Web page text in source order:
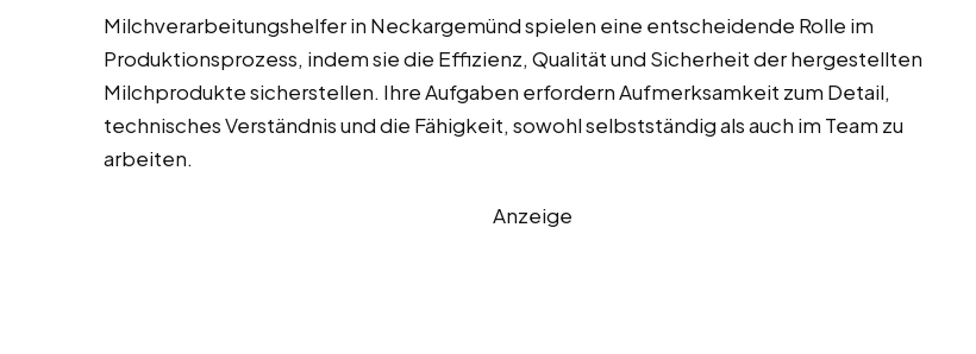
Milchverarbeitungshelfer in Neckargemünd spielen eine entscheidende Rolle im
Produktionsprozess, indem sie die Effizienz, Qualität und Sicherheit der hergestellten
Milchprodukte sicherstellen. Ihre Aufgaben erfordern Aufmerksamkeit zum Detail,
technisches Verständnis und die Fähigkeit, sowohl selbstständig als auch im Team zu
arbeiten.
Anzeige